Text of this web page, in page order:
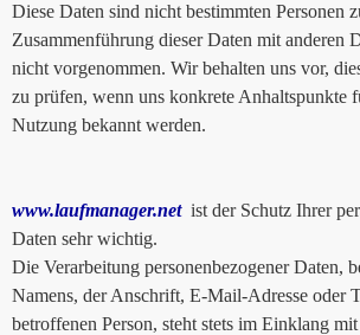
Diese Daten sind nicht bestimmten Personen
Zusammenführung dieser Daten mit anderen
nicht vorgenommen. Wir behalten uns vor,
zu prüfen, wenn uns konkrete Anhaltspunkte
Nutzung bekannt werden.
www.laufmanager.netist der Schutz Ihrer
Daten sehr wichtig.
Die Verarbeitung personenbezogener Daten,
Namens, der Anschrift, E-Mail-Adresse oder
betroffenen Person, steht stets im Einklang